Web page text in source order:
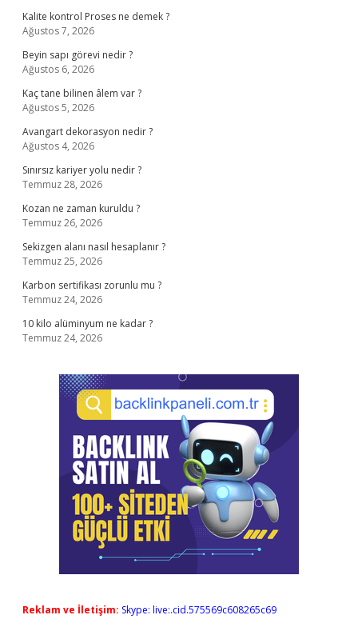
Kalite kontrol Proses ne demek ?
Ağustos 7, 2026
Beyin sapı görevi nedir ?
Ağustos 6, 2026
Kaç tane bilinen âlem var ?
Ağustos 5, 2026
Avangart dekorasyon nedir ?
Ağustos 4, 2026
Sınırsız kariyer yolu nedir ?
Temmuz 28, 2026
Kozan ne zaman kuruldu ?
Temmuz 26, 2026
Sekizgen alanı nasıl hesaplanır ?
Temmuz 25, 2026
Karbon sertifikası zorunlu mu ?
Temmuz 24, 2026
10 kilo alüminyum ne kadar ?
Temmuz 24, 2026
Reklam ve İletişim: Skype: live:.cid.575569c608265c69